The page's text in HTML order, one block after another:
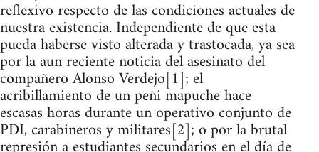
reflexivo respecto de las condiciones actuales de
nuestra existencia. Independiente de que esta
pueda haberse visto alterada y trastocada, ya sea
por la aun reciente noticia del asesinato del
compañero Alonso Verdejo[1]; el
acribillamiento de un peñi mapuche hace
escasas horas durante un operativo conjunto de
PDI, carabineros y militares[2]; o por la brutal